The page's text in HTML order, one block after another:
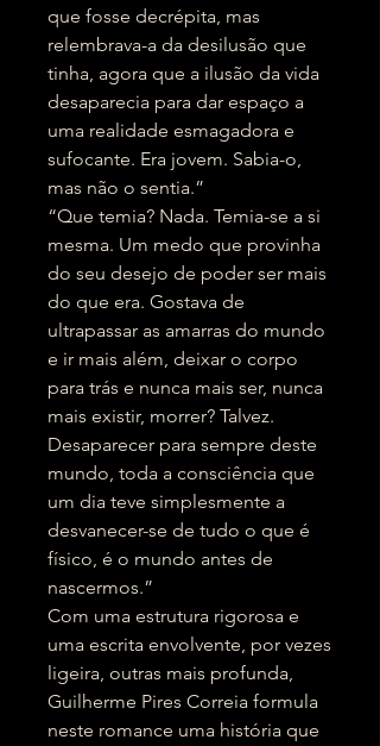
que fosse decrépita, mas
relembrava-a da desilusão que
tinha, agora que a ilusão da vida
desaparecia para dar espaço a
uma realidade esmagadora e
sufocante. Era jovem. Sabia-o,
mas não o sentia.”
“Que temia? Nada. Temia-se a si
mesma. Um medo que provinha
do seu desejo de poder ser mais
do que era. Gostava de
ultrapassar as amarras do mundo
e ir mais além, deixar o corpo
para trás e nunca mais ser, nunca
mais existir, morrer? Talvez.
Desaparecer para sempre deste
mundo, toda a consciência que
um dia teve simplesmente a
desvanecer-se de tudo o que é
físico, é o mundo antes de
nascermos.”
Com uma estrutura rigorosa e
uma escrita envolvente, por vezes
ligeira, outras mais profunda,
Guilherme Pires Correia formula
neste romance uma história que